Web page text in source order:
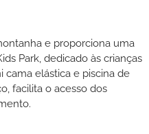
e proporciona uma
Park, dedicado às crianças
elástica e piscina de
facilita o acesso dos